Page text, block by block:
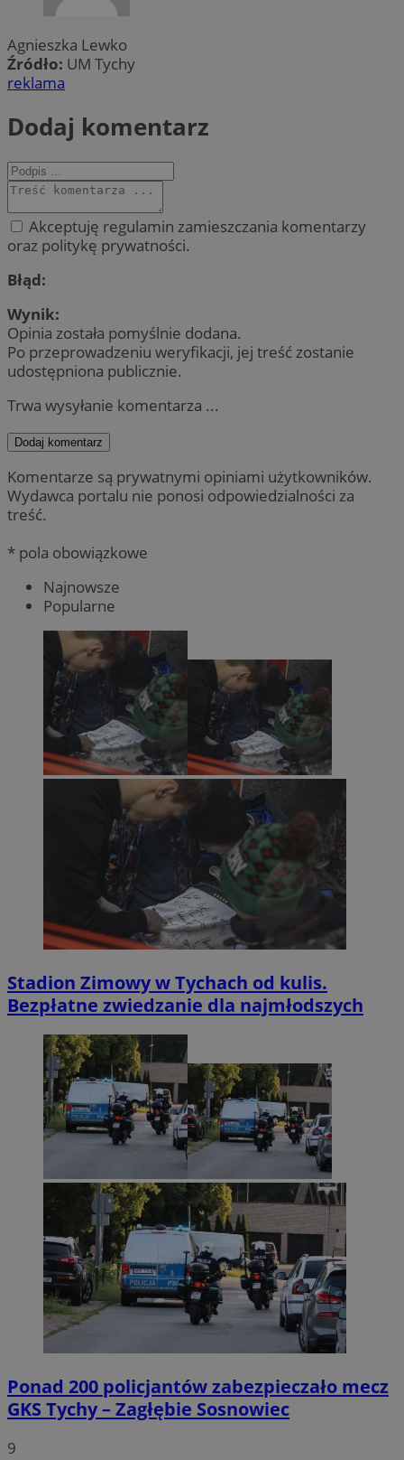
Agnieszka Lewko
Źródło: UM Tychy
reklama
Dodaj komentarz
Akceptuję regulamin zamieszczania komentarzy
oraz politykę prywatności.
Błąd:
Wynik:
Opinia została pomyślnie dodana.
Po przeprowadzeniu weryfikacji, jej treść zostanie
udostępniona publicznie.
Trwa wysyłanie komentarza ...
Dodaj komentarz
Komentarze są prywatnymi opiniami użytkowników.
Wydawca portalu nie ponosi odpowiedzialności za
treść.
* pola obowiązkowe
Najnowsze
Popularne
Stadion Zimowy w Tychach od kulis.
Bezpłatne zwiedzanie dla najmłodszych
Ponad 200 policjantów zabezpieczało mecz
GKS Tychy – Zagłębie Sosnowiec
9